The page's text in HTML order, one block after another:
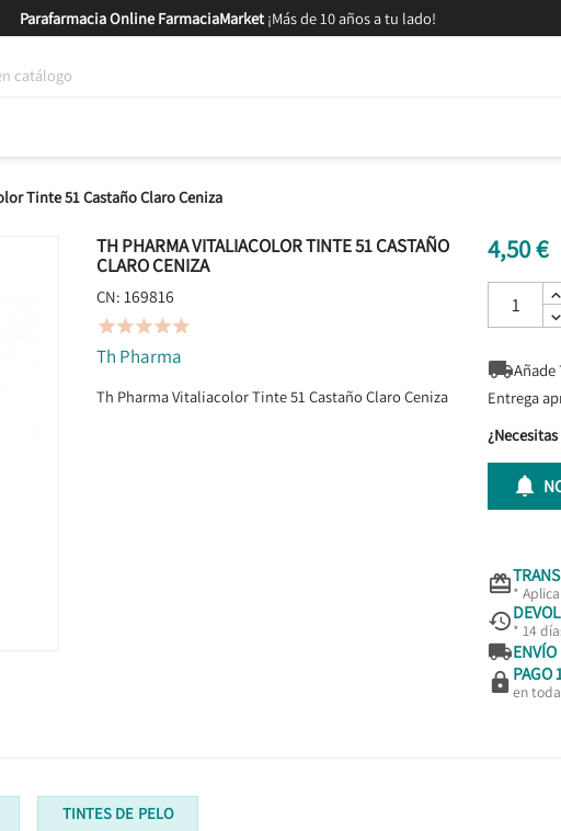
Parafarmacia Online FarmaciaMarket¡Más de 10 años a tu lado!
Tinte 51 Castaño Claro Ceniza
TH PHARMA VITALIACOLOR TINTE 51 CASTAÑO
CLARO CENIZA
CN: 169816

Th Pharma
Th Pharma Vitaliacolor Tinte 51 Castaño Claro Ceniza
4,50 €
Añade
Entrega

*
* 14

 PAGO
en
TINTES DE PELO